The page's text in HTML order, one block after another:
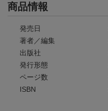
商品情報
発売日
著者／編集
出版社
発行形態
ページ数
ISBN